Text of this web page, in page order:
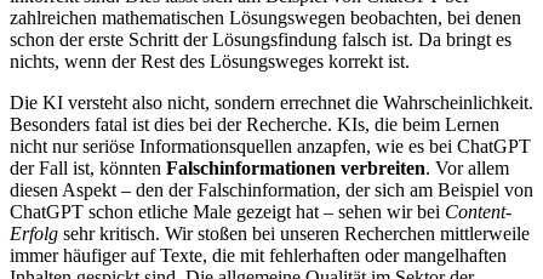
zahlreichen mathematischen Lösungswegen beobachten, bei denen
schon der erste Schritt der Lösungsfindung falsch ist. Da bringt es
nichts, wenn der Rest des Lösungsweges korrekt ist.
Die KI versteht also nicht, sondern errechnet die Wahrscheinlichkeit.
Besonders fatal ist dies bei der Recherche. KIs, die beim Lernen
nicht nur seriöse Informationsquellen anzapfen, wie es bei ChatGPT
der Fall ist, könnten Falschinformationen verbreiten. Vor allem
diesen Aspekt – den der Falschinformation, der sich am Beispiel von
ChatGPT schon etliche Male gezeigt hat – sehen wir bei Content-
Erfolg sehr kritisch. Wir stoßen bei unseren Recherchen mittlerweile
immer häufiger auf Texte, die mit fehlerhaften oder mangelhaften